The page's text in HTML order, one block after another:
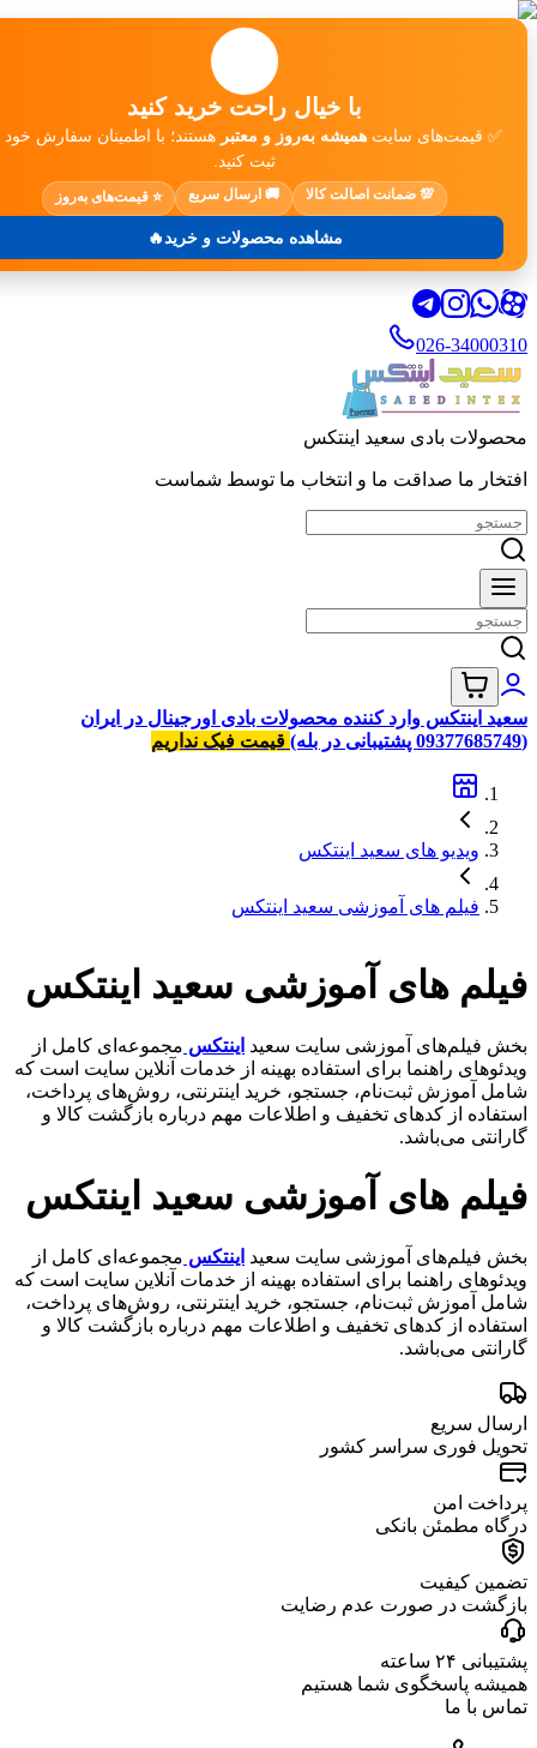
با خیال راحت خرید کنید
✅ قیمت‌های سایت همیشه به‌روز و معتبر هستند؛ با اطمینان سفارش خود
ثبت کنید.
💯 ضمانت اصالت کالا 🚚 ارسال سریع ⭐ قیمت‌های به‌روز
مشاهده محصولات و خرید🔥
026-34000310
محصولات بادی سعید اینتکس
افتخار ما صداقت ما و انتخاب ما توسط شماست
سعید اینتکس وارد کننده محصولات بادی اورجینال در ایران
(09377685749 پشتیبانی در بله)
قیمت فیک نداریم
ویدیو های سعید اینتکس
فیلم های آموزشی سعید اینتکس
فیلم های آموزشی سعید اینتکس
بخش فیلم‌های آموزشی سایت سعید اینتکس مجموعه‌ای کامل از
ویدئوهای راهنما برای استفاده بهینه از خدمات آنلاین سایت است که
شامل آموزش ثبت‌نام، جستجو، خرید اینترنتی، روش‌های پرداخت،
استفاده از کدهای تخفیف و اطلاعات مهم درباره بازگشت کالا و
گارانتی می‌باشد.
فیلم های آموزشی سعید اینتکس
بخش فیلم‌های آموزشی سایت سعید اینتکس مجموعه‌ای کامل از
ویدئوهای راهنما برای استفاده بهینه از خدمات آنلاین سایت است که
شامل آموزش ثبت‌نام، جستجو، خرید اینترنتی، روش‌های پرداخت،
استفاده از کدهای تخفیف و اطلاعات مهم درباره بازگشت کالا و
گارانتی می‌باشد.
ارسال سریع
تحویل فوری سراسر کشور
پرداخت امن
درگاه مطمئن بانکی
تضمین کیفیت
بازگشت در صورت عدم رضایت
پشتیبانی ۲۴ ساعته
همیشه پاسخگوی شما هستیم
تماس با ما